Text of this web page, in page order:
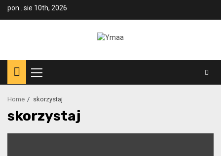
pon.. sie 10th, 2026
Menu
Home skorzystaj
skorzystaj